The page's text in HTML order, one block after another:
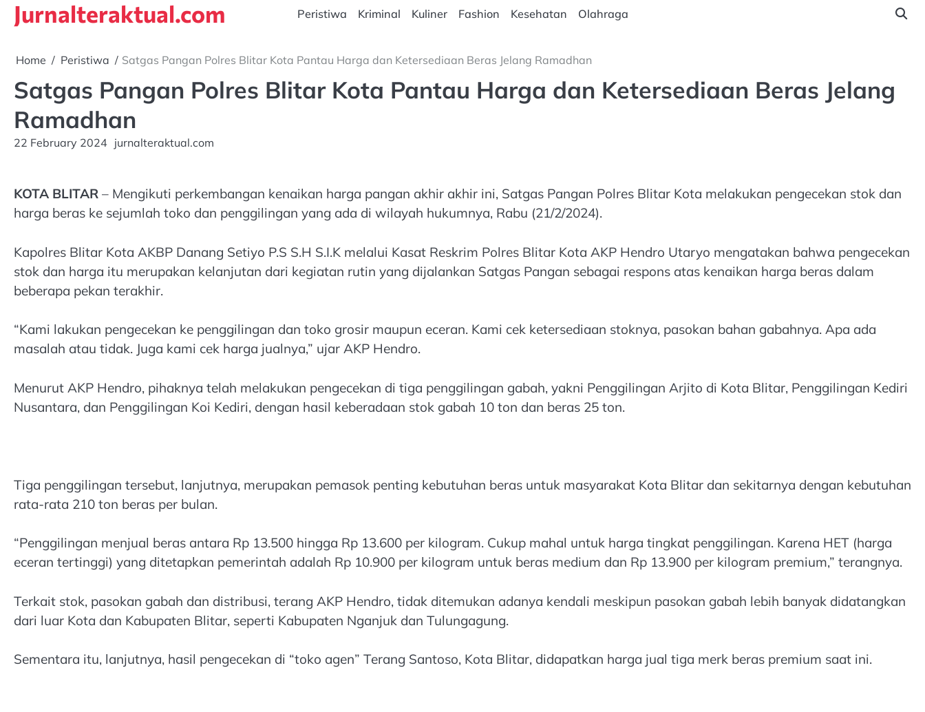
SkipJurnalteraktual.com Peristiwa Kriminal Kuliner Fashion Kesehatan Olahraga
Home Peristiwa Satgas Pangan Polres Blitar Kota Pantau Harga dan Ketersediaan Beras Jelang Ramadhan
Satgas Pangan Polres Blitar Kota Pantau Harga dan Ketersediaan Beras Jelang
Ramadhan
22 February 2024 jurnalteraktual.com
KOTA BLITAR – Mengikuti perkembangan kenaikan harga pangan akhir akhir ini, Satgas Pangan Polres Blitar Kota melakukan pengecekan stok dan
harga beras ke sejumlah toko dan penggilingan yang ada di wilayah hukumnya, Rabu (21/2/2024).
Kapolres Blitar Kota AKBP Danang Setiyo P.S S.H S.I.K melalui Kasat Reskrim Polres Blitar Kota AKP Hendro Utaryo mengatakan bahwa pengecekan
stok dan harga itu merupakan kelanjutan dari kegiatan rutin yang dijalankan Satgas Pangan sebagai respons atas kenaikan harga beras dalam
beberapa pekan terakhir.
“Kami lakukan pengecekan ke penggilingan dan toko grosir maupun eceran. Kami cek ketersediaan stoknya, pasokan bahan gabahnya. Apa ada
masalah atau tidak. Juga kami cek harga jualnya,” ujar AKP Hendro.
Menurut AKP Hendro, pihaknya telah melakukan pengecekan di tiga penggilingan gabah, yakni Penggilingan Arjito di Kota Blitar, Penggilingan Kediri
Nusantara, dan Penggilingan Koi Kediri, dengan hasil keberadaan stok gabah 10 ton dan beras 25 ton.
Tiga penggilingan tersebut, lanjutnya, merupakan pemasok penting kebutuhan beras untuk masyarakat Kota Blitar dan sekitarnya dengan kebutuhan
rata-rata 210 ton beras per bulan.
“Penggilingan menjual beras antara Rp 13.500 hingga Rp 13.600 per kilogram. Cukup mahal untuk harga tingkat penggilingan. Karena HET (harga
eceran tertinggi) yang ditetapkan pemerintah adalah Rp 10.900 per kilogram untuk beras medium dan Rp 13.900 per kilogram premium,” terangnya.
Terkait stok, pasokan gabah dan distribusi, terang AKP Hendro, tidak ditemukan adanya kendali meskipun pasokan gabah lebih banyak didatangkan
dari luar Kota dan Kabupaten Blitar, seperti Kabupaten Nganjuk dan Tulungagung.
Sementara itu, lanjutnya, hasil pengecekan di “toko agen” Terang Santoso, Kota Blitar, didapatkan harga jual tiga merk beras premium saat ini.